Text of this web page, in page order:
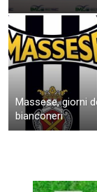
Massese, giorni
bianconeri